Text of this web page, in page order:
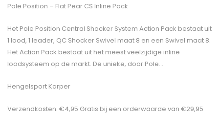
Pole Position – Flat Pear CS Inline Pack
Het Pole Position Central Shocker System Action Pack bestaat uit
1 lood, 1 leader, QC Shocker Swivel maat 8 en een Swivel maat 8.
Het Action Pack bestaat uit het meest veelzijdige inline
loodsysteem op de markt. De unieke, door Pole…
Hengelsport Karper
Verzendkosten: €4,95 Gratis bij een orderwaarde van €29,95